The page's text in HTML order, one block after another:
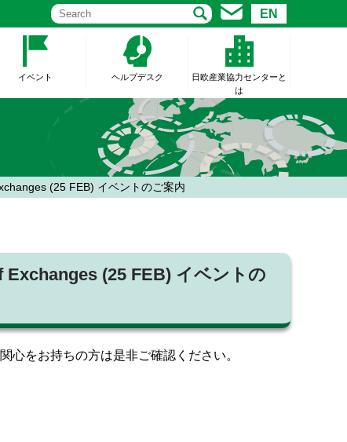
EN
イベント ヘルプデスク
日欧産業協力センターと
は
(25 FEB) イベントのご案内
(25 FEB) イベントの
心をお持ちの方は是非ご確認ください。